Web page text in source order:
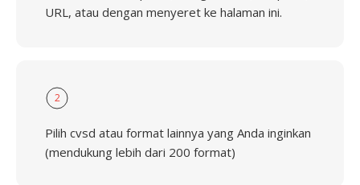
URL, atau dengan menyeret ke halaman ini.
2
Pilih cvsd atau format lainnya yang Anda inginkan
(mendukung lebih dari 200 format)